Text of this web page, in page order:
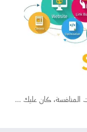
المنافسة، كان عليك ...